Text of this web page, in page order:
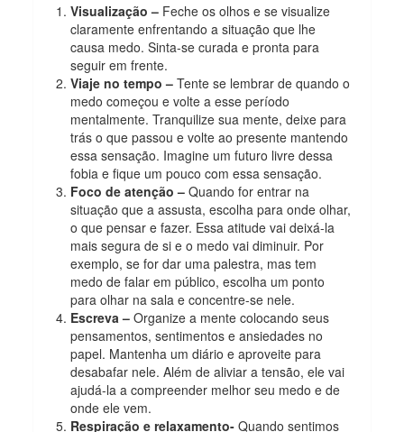
Visualização – Feche os olhos e se visualize
claramente enfrentando a situação que lhe
causa medo. Sinta-se curada e pronta para
seguir em frente.
Viaje no tempo – Tente se lembrar de quando o
medo começou e volte a esse período
mentalmente. Tranquilize sua mente, deixe para
trás o que passou e volte ao presente mantendo
essa sensação. Imagine um futuro livre dessa
fobia e fique um pouco com essa sensação.
Foco de atenção –Quando for entrar na
situação que a assusta, escolha para onde olhar,
o que pensar e fazer. Essa atitude vai deixá-la
mais segura de si e o medo vai diminuir. Por
exemplo, se for dar uma palestra, mas tem
medo de falar em público, escolha um ponto
para olhar na sala e concentre-se nele.
Escreva –Organize a mente colocando seus
pensamentos, sentimentos e ansiedades no
papel. Mantenha um diário e aproveite para
desabafar nele. Além de aliviar a tensão, ele vai
ajudá-la a compreender melhor seu medo e de
onde ele vem.
Respiração e relaxamento-Quando sentimos